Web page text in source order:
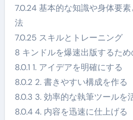
7.0.24 基本的な知識や身体要
法
7.0.25 スキルとトレーニング
8 キンドルを爆速出版するため
8.0.1 1. アイデアを明確にする
8.0.2 2. 書きやすい構成を作る
8.0.3 3. 効率的な執筆ツールを
8.0.4 4. 内容を迅速に仕上げる